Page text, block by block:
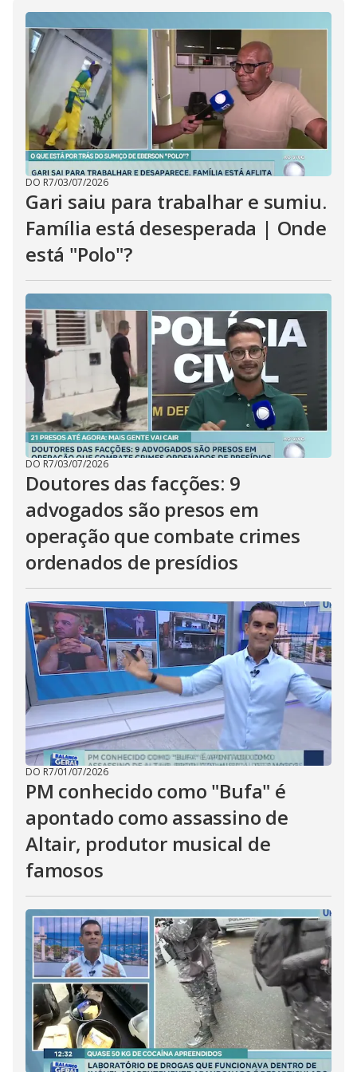
d
e
o
DO R7/03/07/2026
Gari saiu para trabalhar e sumiu.
Família está desesperada | Onde
está "Polo"?
DO R7/03/07/2026
Doutores das facções: 9
advogados são presos em
operação que combate crimes
ordenados de presídios
DO R7/01/07/2026
PM conhecido como "Bufa" é
apontado como assassino de
Altair, produtor musical de
famosos